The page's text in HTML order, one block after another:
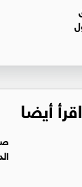
اقرأ أيضا